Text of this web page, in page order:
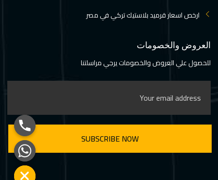
ارخص اسعار قرميد بلاستيك تركي في مصر
العروض والخصومات
للحصول علي العروض والخصومات يرجي مراسلتنا
Hide chaty